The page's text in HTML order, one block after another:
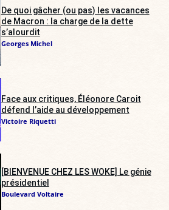
De quoi gâcher (ou pas) les vacances
de Macron : la charge de la dette
s’alourdit
Georges Michel
Face aux critiques, Éléonore Caroit
défend l’aide au développement
Victoire Riquetti
[BIENVENUE CHEZ LES WOKE] Le génie
présidentiel
Boulevard Voltaire